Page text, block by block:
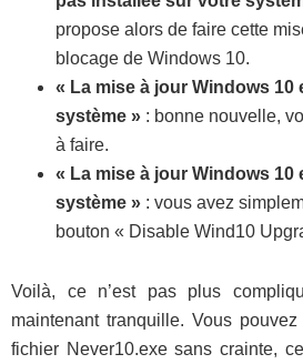
propose alors de faire cette
blocage de Windows 10.
« La mise à jour Windows 10
système » : bonne nouvelle,
à faire.
« La mise à jour Windows 10
système » : vous avez
bouton « Disable Wind10
Voilà, ce n’est pas plus
maintenant tranquille. Vous
fichier Never10.exe sans crainte,